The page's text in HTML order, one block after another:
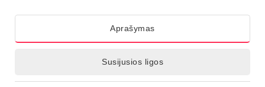
Aprašymas
Susijusios ligos